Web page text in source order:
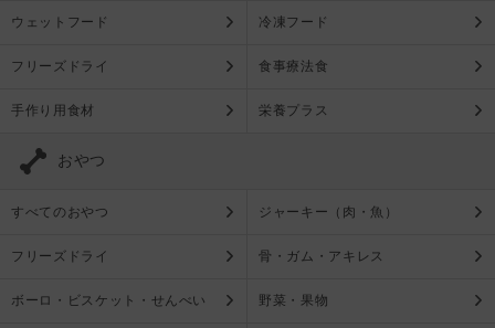
ウェットフード 冷凍フード
フリーズドライ 食事療法食
手作り用食材 栄養プラス
おやつ
すべてのおやつ ジャーキー（肉・魚）
フリーズドライ 骨・ガム・アキレス
ボーロ・ビスケット・せんべい 野菜・果物